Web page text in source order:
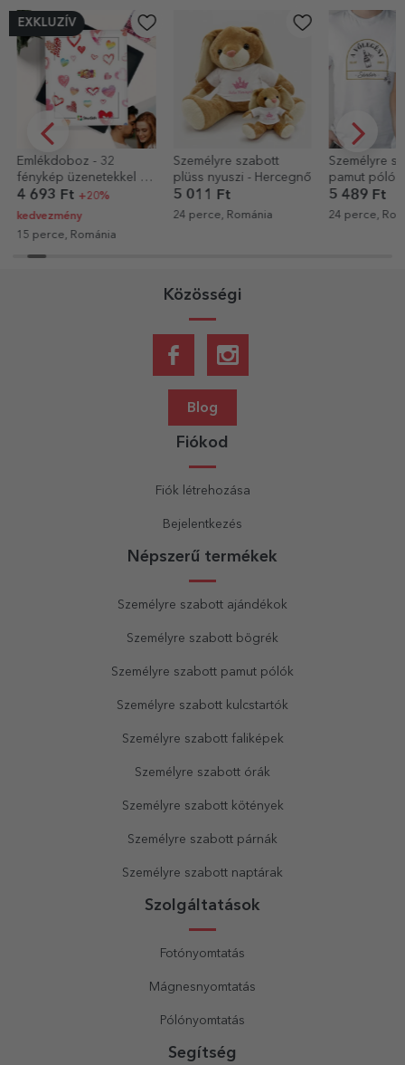
EXKLUZÍV
Emlékdoboz - 32
fénykép üzenetekkel -
szív alakú kialakítás
4 693 Ft +20%
kedvezmény
15 perce, Románia
Személyre szabott
plüss nyuszi - Hercegnő
5 011 Ft
24 perce, Románia
Személyre
pamut póló
esküvőkhöz
Love
5 489 Ft
24 perce,
Közösségi
Blog
Fiókod
Fiók létrehozása
Bejelentkezés
Népszerű termékek
Személyre szabott ajándékok
Személyre szabott bögrék
Személyre szabott pamut pólók
Személyre szabott kulcstartók
Személyre szabott faliképek
Személyre szabott órák
Személyre szabott kötények
Személyre szabott párnák
Személyre szabott naptárak
Szolgáltatások
Fotónyomtatás
Mágnesnyomtatás
Pólónyomtatás
Segítség